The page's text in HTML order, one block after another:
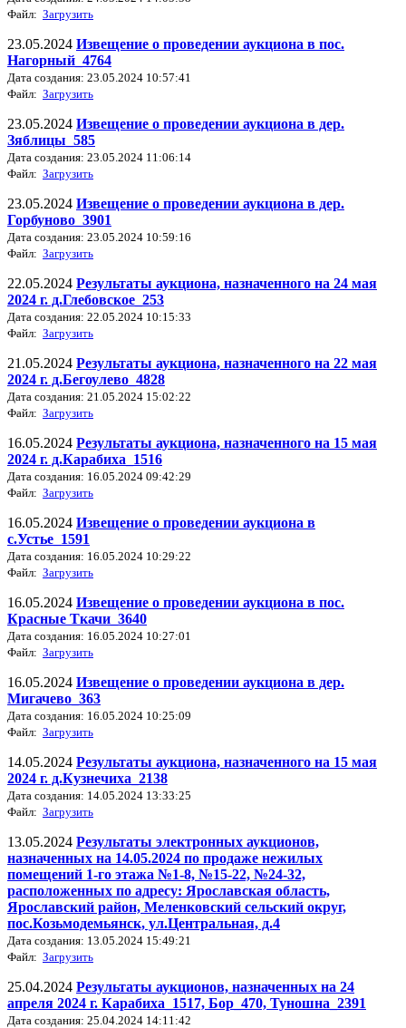
Файл: Загрузить
23.05.2024 Извещение о проведении аукциона в пос.
Нагорный_4764
Дата создания: 23.05.2024 10:57:41
Файл: Загрузить
23.05.2024 Извещение о проведении аукциона в дер.
Зяблицы_585
Дата создания: 23.05.2024 11:06:14
Файл: Загрузить
23.05.2024 Извещение о проведении аукциона в дер.
Горбуново_3901
Дата создания: 23.05.2024 10:59:16
Файл: Загрузить
22.05.2024 Результаты аукциона, назначенного на 24 мая
2024 г. д.Глебовское_253
Дата создания: 22.05.2024 10:15:33
Файл: Загрузить
21.05.2024 Результаты аукциона, назначенного на 22 мая
2024 г. д.Бегоулево_4828
Дата создания: 21.05.2024 15:02:22
Файл: Загрузить
16.05.2024 Результаты аукциона, назначенного на 15 мая
2024 г. д.Карабиха_1516
Дата создания: 16.05.2024 09:42:29
Файл: Загрузить
16.05.2024 Извещение о проведении аукциона в
с.Устье_1591
Дата создания: 16.05.2024 10:29:22
Файл: Загрузить
16.05.2024 Извещение о проведении аукциона в пос.
Красные Ткачи_3640
Дата создания: 16.05.2024 10:27:01
Файл: Загрузить
16.05.2024 Извещение о проведении аукциона в дер.
Мигачево_363
Дата создания: 16.05.2024 10:25:09
Файл: Загрузить
14.05.2024 Результаты аукциона, назначенного на 15 мая
2024 г. д.Кузнечиха_2138
Дата создания: 14.05.2024 13:33:25
Файл: Загрузить
13.05.2024 Результаты электронных аукционов,
назначенных на 14.05.2024 по продаже нежилых
помещений 1-го этажа №1-8, №15-22, №24-32,
расположенных по адресу: Ярославская область,
Ярославский район, Меленковский сельский округ,
пос.Козьмодемьянск, ул.Центральная, д.4
Дата создания: 13.05.2024 15:49:21
Файл: Загрузить
25.04.2024 Результаты аукционов, назначенных на 24
апреля 2024 г. Карабиха_1517, Бор_470, Туношна_2391
Дата создания: 25.04.2024 14:11:42